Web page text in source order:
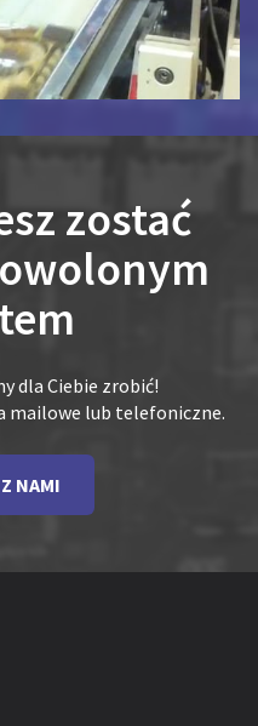
zostać
dla Ciebie zrobić!
mailowe lub telefoniczne.
NAMI